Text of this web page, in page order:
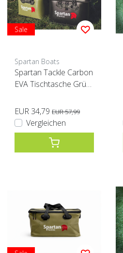
Sale
Spartan Boats
Spartan Tackle Carbon
EVA Tischtasche Grün
EUR 34,79 EUR 57,99
Vergleichen